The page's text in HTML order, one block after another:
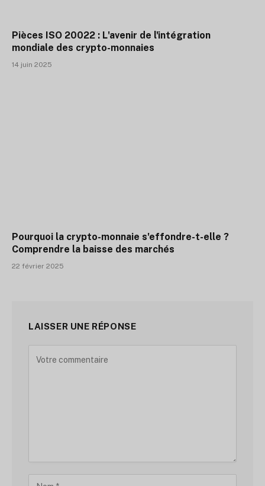
Pièces ISO 20022 : L'avenir de l'intégration
mondiale des crypto-monnaies
14 juin 2025
Pourquoi la crypto-monnaie s'effondre-t-elle ?
Comprendre la baisse des marchés
22 février 2025
LAISSER UNE RÉPONSE